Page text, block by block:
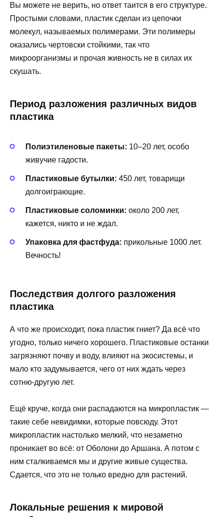
Вы можете не верить, но ответ таится в его структуре.
Простыми словами, пластик сделан из цепочки
молекул, называемых полимерами. Эти полимеры
оказались чертовски стойкими, так что
микроорганизмы и прочая живность не в силах их
скушать.
Период разложения различных видов
пластика
Полиэтиленовые пакеты: 10–20 лет, особо
живучие гадости.
Пластиковые бутылки: 450 лет, товарищи
долгоиграющие.
Пластиковые соломинки: около 200 лет,
кажется, никто и не ждал.
Упаковка для фастфуда: прикольные 1000 лет.
Вечность!
Последствия долгого разложения
пластика
А что же происходит, пока пластик гниет? Да всё что
угодно, только ничего хорошего. Пластиковые останки
загрязняют почву и воду, влияют на экосистемы, и
мало кто задумывается, чего от них ждать через
сотню-другую лет.
Ещё круче, когда они распадаются на микропластик —
такие себе невидимки, которые повсюду. Этот
микропластик настолько мелкий, что незаметно
проникает во всё: от Оболони до Аршана. А потом с
ним сталкиваемся мы и другие живые существа.
Сдается, что это не только вредно для растений.
Локальные решения к мировой